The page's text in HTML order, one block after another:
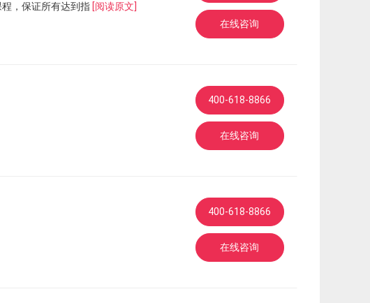
，保证所有达到指 [阅读原文]
在线咨询
400-618-8866
在线咨询
400-618-8866
在线咨询